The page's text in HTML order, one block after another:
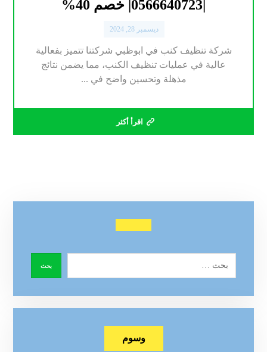
ديسمبر 28, 2024
شركة تنظيف كنب في ابوظبي شركتنا تتميز بفعالية
عالية في عمليات تنظيف الكنب، مما يضمن نتائج
مذهلة وتحسين واضح في ...
اقرأ أكثر
وسوم